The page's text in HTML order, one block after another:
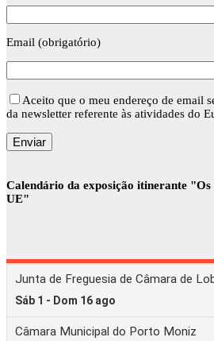
Email (obrigatório)
Aceito que o meu endereço de email
da newsletter referente às atividades do
Calendário da exposição itinerante "Os
UE"